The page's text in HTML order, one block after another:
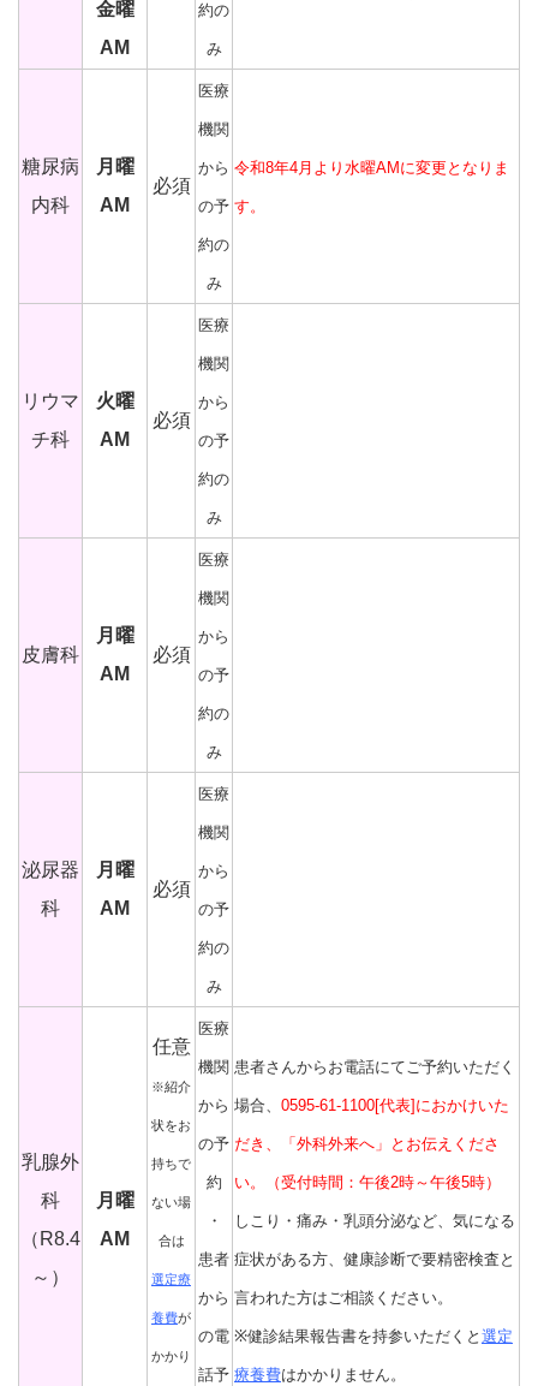
金曜
AM
約の
み
糖尿病
内科
月曜
AM
必須
医療
機関
から
の予
約の
み
令和8年4月より水曜AMに変更となりま
す。
リウマ
チ科
火曜
AM
必須
医療
機関
から
の予
約の
み
皮膚科
月曜
AM
必須
医療
機関
から
の予
約の
み
泌尿器
科
月曜
AM
必須
医療
機関
から
の予
約の
み
乳腺外
科
（R8.4
～）
月曜
AM
任意
※紹介
状をお
持ちで
ない場
合は
選定療
養費が
かかり
医療
機関
から
の予
約
・
患者
から
の電
話予
患者さんからお電話にてご予約いただく
場合、 0595-61-1100[代表]におかけいた
だき、「外科外来へ」とお伝えくださ
い。（受付時間：午後2時～午後5時）
しこり・痛み・乳頭分泌など、気になる
症状がある方、健康診断で要精密検査と
言われた方はご相談ください。
※健診結果報告書を持参いただくと 選定
療養費はかかりません。